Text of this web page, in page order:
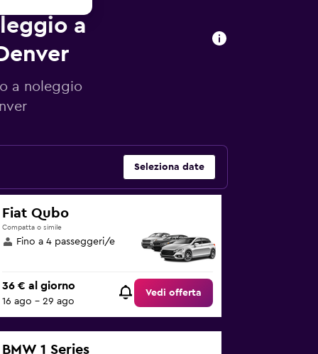
a
a noleggio
Seleziona date
Fiat Qubo
Compatta o simile
Fino a 4 passeggeri/e
36 € al giorno
16 ago - 29 ago
Vedi offerta
BMW 1 Series